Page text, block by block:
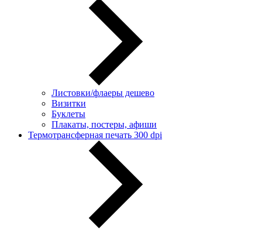
Листовки/флаеры дешево
Визитки
Буклеты
Плакаты, постеры, афиши
Термотрансферная печать 300 dpi